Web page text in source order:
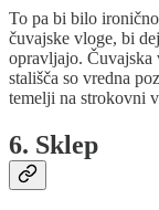
To pa bi bilo
čuvajske vloge, bi
opravljajo. Čuvajska
stališča so vredna
temelji na strokovni
6. Sklep